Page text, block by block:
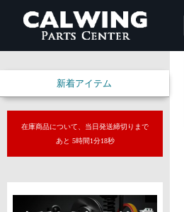
新着アイテム
在庫商品について、当日発送締切りまで
あと 5時間1分17秒